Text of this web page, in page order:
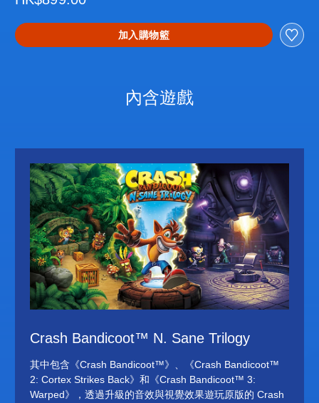
加入購物籃
內含遊戲
Crash Bandicoot™ N. Sane Trilogy
其中包含《Crash Bandicoot™》、《Crash Bandicoot™
2: Cortex Strikes Back》和《Crash Bandicoot™ 3:
Warped》，透過升級的音效與視覺效果遊玩原版的 Crash